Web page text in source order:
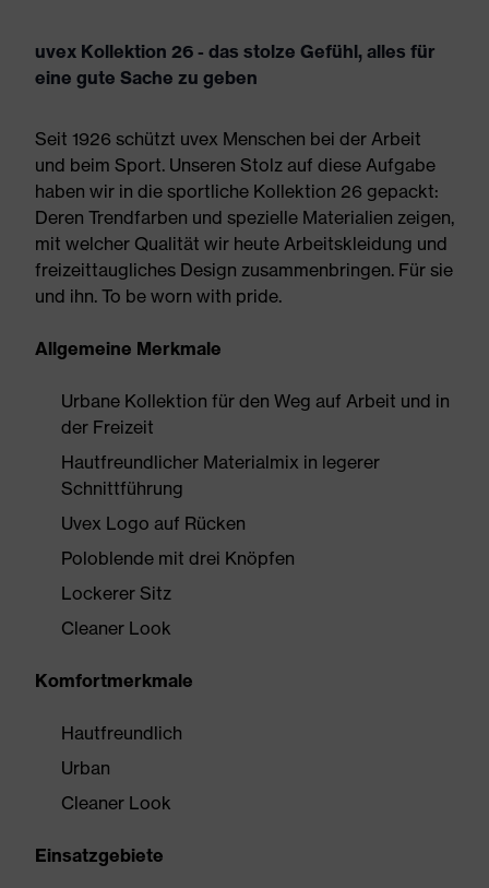
uvex Kollektion 26 - das stolze Gefühl, alles für
eine gute Sache zu geben
Seit 1926 schützt uvex Menschen bei der Arbeit
und beim Sport. Unseren Stolz auf diese Aufgabe
haben wir in die sportliche Kollektion 26 gepackt:
Deren Trendfarben und spezielle Materialien zeigen,
mit welcher Qualität wir heute Arbeitskleidung und
freizeittaugliches Design zusammenbringen. Für sie
und ihn. To be worn with pride.
Allgemeine Merkmale
Urbane Kollektion für den Weg auf Arbeit und in
der Freizeit
Hautfreundlicher Materialmix in legerer
Schnittführung
Uvex Logo auf Rücken
Poloblende mit drei Knöpfen
Lockerer Sitz
Cleaner Look
Komfortmerkmale
Hautfreundlich
Urban
Cleaner Look
Einsatzgebiete